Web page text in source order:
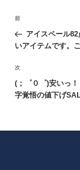
投
ナ
ゲ
ー
シ
前
の
投
前
アイスペール
いアイテムです。
次
の
投
次
(；゜０゜)安いっ
字覚悟の値下げ